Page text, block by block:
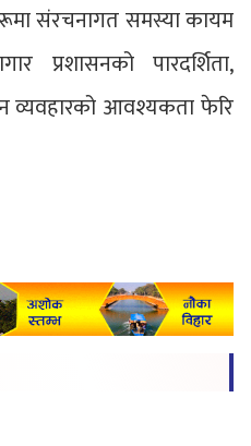
संरचनागत समस्या कायम
पारदर्शिता,
व्यवहारको आवश्यकता फेरि